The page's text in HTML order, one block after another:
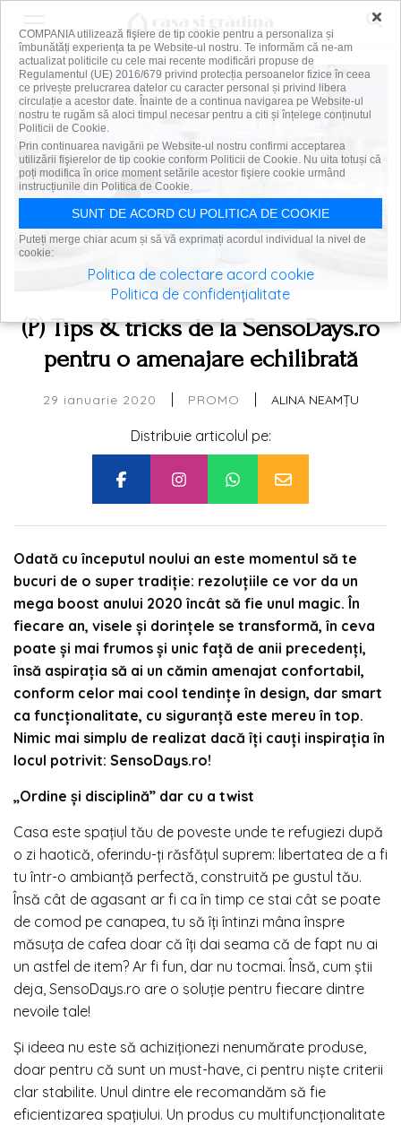
(P) Tips & tricks de la SensoDays.ro
pentru o amenajare echilibrată
29 ianuarie 2020 PROMO ALINA NEAMȚU
Distribuie articolul pe:
Odată cu începutul noului an este momentul să te
bucuri de o super tradiție: rezoluțiile ce vor da un
mega boost anului 2020 încât să fie unul magic. În
fiecare an, visele și dorințele se transformă, în ceva
poate și mai frumos și unic față de anii precedenți,
însă aspirația să ai un cămin amenajat confortabil,
conform celor mai cool tendințe în design, dar smart
ca funcționalitate, cu siguranță este mereu în top.
Nimic mai simplu de realizat dacă îți cauți inspirația în
locul potrivit: SensoDays.ro!
„Ordine și disciplină” dar cu a twist
Casa este spațiul tău de poveste unde te refugiezi după
o zi haotică, oferindu-ți răsfățul suprem: libertatea de a fi
tu într-o ambianță perfectă, construită pe gustul tău.
Însă cât de agasant ar fi ca în timp ce stai cât se poate
de comod pe canapea, tu să îți întinzi mâna înspre
măsuța de cafea doar că îți dai seama că de fapt nu ai
un astfel de item? Ar fi fun, dar nu tocmai. Însă, cum știi
deja, SensoDays.ro are o soluție pentru fiecare dintre
nevoile tale!
Și ideea nu este să achiziționezi nenumărate produse,
doar pentru că sunt un must-have, ci pentru niște criterii
clar stabilite. Unul dintre ele recomandăm să fie
eficientizarea spațiului. Un produs cu multifuncționalitate
×
COMPANIA utilizează fişiere de tip cookie pentru a personaliza și
îmbunătăți experiența ta pe Website-ul nostru. Te informăm că ne-am
actualizat politicile cu cele mai recente modificări propuse de
Regulamentul (UE) 2016/679 privind protecția persoanelor fizice în ceea
ce privește prelucrarea datelor cu caracter personal și privind libera
circulație a acestor date. Înainte de a continua navigarea pe Website-ul
nostru te rugăm să aloci timpul necesar pentru a citi și înțelege conținutul
Politicii de Cookie.
Prin continuarea navigării pe Website-ul nostru confirmi acceptarea
utilizării fişierelor de tip cookie conform Politicii de Cookie. Nu uita totuși că
poți modifica în orice moment setările acestor fişiere cookie urmând
instrucțiunile din Politica de Cookie.
SUNT DE ACORD CU POLITICA DE COOKIE
Puteți merge chiar acum și să vă exprimați acordul individual la nivel de
cookie:
Politica de colectare acord cookie
Politica de confidențialitate